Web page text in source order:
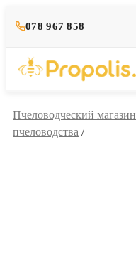
078 967 858
Пчеловодческий магазин
пчеловодства /